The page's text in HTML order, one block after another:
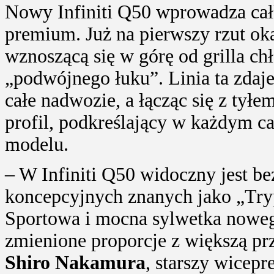
Nowy Infiniti Q50 wprowadza
premium. Już na pierwszy rzut
wznoszącą się w górę od grilla
„podwójnego łuku”. Linia ta
całe nadwozie, a łącząc się z
profil, podkreślający w każdym
modelu.
– W Infiniti Q50 widoczny jest
koncepcyjnych znanych jako
Sportowa i mocna sylwetka
zmienione proporcje z większą
Shiro Nakamura, starszy